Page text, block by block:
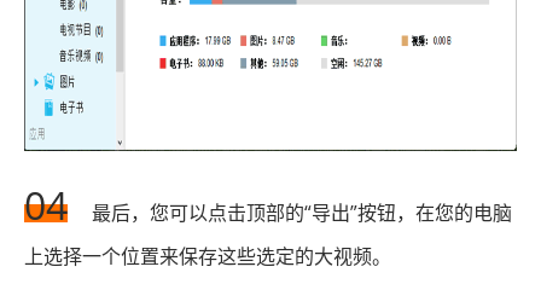
04
最后，您可以点击顶部的“导出”按钮，在您的电脑
上选择一个位置来保存这些选定的大视频。